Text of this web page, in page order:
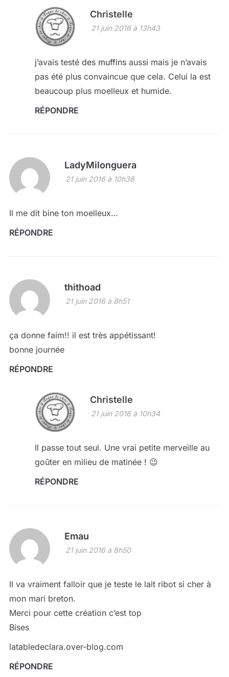
Christelle
21 juin 2016 à 13h43
j’avais testé des muffinsaussi mais je n’avais
pas été plus convaincue que cela. Celui la est
beaucoup plus moelleux et humide.
RÉPONDRE
LadyMilonguera
21 juin 2016 à 10h38
Il me dit bine ton moelleux…
RÉPONDRE
thithoad
21 juin 2016 à 8h51
ça donne faim!! il est très appétissant!
bonne journée
RÉPONDRE
Christelle
21 juin 2016 à 10h34
Il passe tout seul. Une vrai petite merveille au
goûter en milieu de matinée ! 😉
RÉPONDRE
Emau
21 juin 2016 à 8h50
Il va vraiment falloir que je teste le lait ribot si cher à
mon mari breton.
Merci pour cette création c’est top
Bises
latabledeclara.over-blog.com
RÉPONDRE